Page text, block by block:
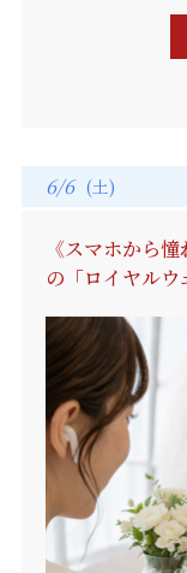
6/6 (土)
《スマホから
の「ロイヤル